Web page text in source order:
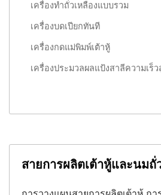
เครื่องทำถั่วเหลืองแบบรวม
เครื่องบดเปียกทันที
เครื่องกดแม่พิมพ์เต้าหู้
เครื่องประมวลผลแป้งสาลีความเร็ว
สายการผลิตเต้าหู้และนมถั่